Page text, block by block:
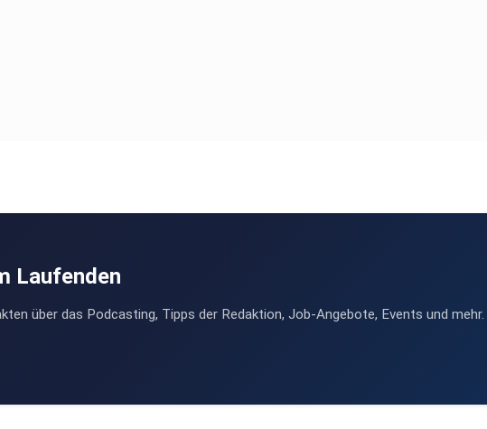
Laufenden
über das Podcasting, Tipps der Redaktion, Job-Angebote, Events und mehr.